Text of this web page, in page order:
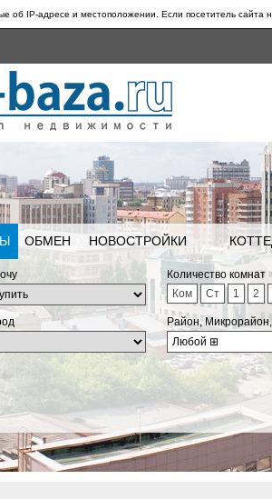
об IP-адресе и местоположении. Если посетитель сайта
ОБМЕН НОВОСТРОЙКИ
Количество комнат
Ком
Ст 1 2
Район,
Любой ⊞